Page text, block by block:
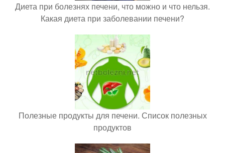
Диета при болезнях печени, что можно и что нельзя.
Какая диета при заболевании печени?
Полезные продукты для печени. Список полезных
продуктов